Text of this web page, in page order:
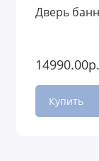
Дверь
14990.00р.
Купить